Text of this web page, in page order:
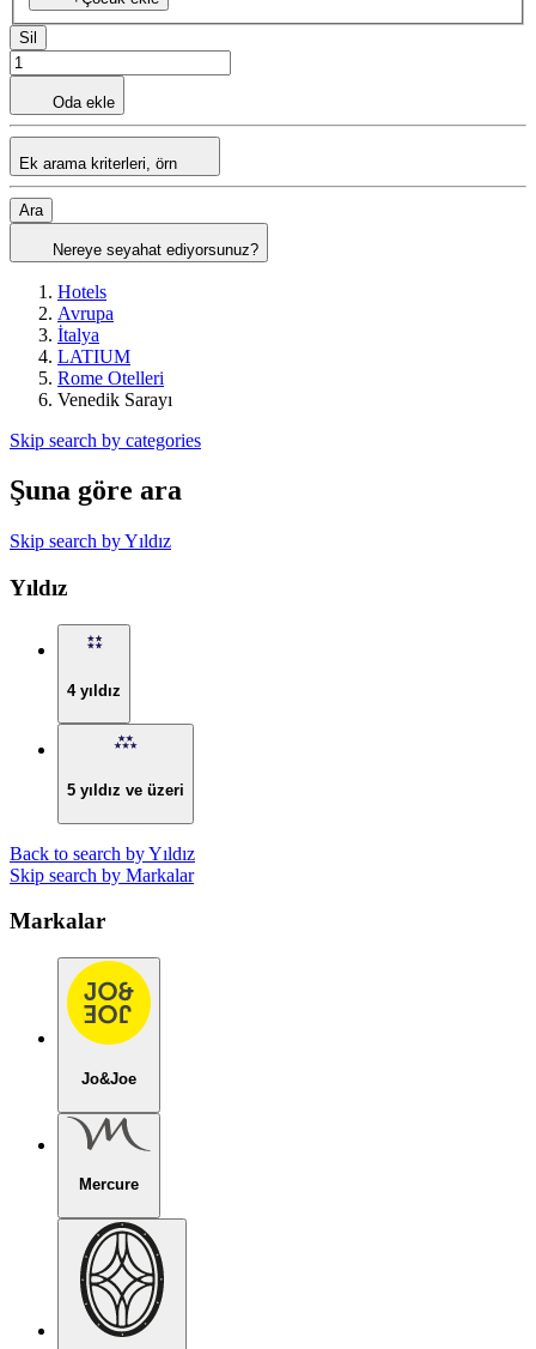
Sil
Oda ekle
Ek arama kriterleri, örn
Ara
Nereye seyahat ediyorsunuz?
Hotels
Avrupa
İtalya
LATIUM
Rome Otelleri
Venedik Sarayı
Skip search by categories
Şuna göre ara
Skip search by Yıldız
Yıldız
4 yıldız
5 yıldız ve üzeri
Back to search by Yıldız
Skip search by Markalar
Markalar
Jo&Joe
Mercure